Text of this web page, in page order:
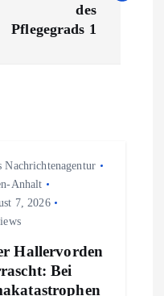
des
Pflegegrads 1
Nachrichtenagentur
Anhalt
7, 2026
Hallervorden
Bei